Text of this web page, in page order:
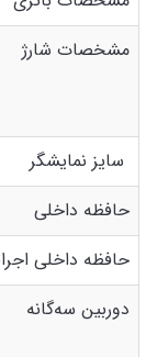
مشخصات شارژ
سایز نمایشگر
حافظه داخلی
حافظه داخلی
دوربین سه‌گانه